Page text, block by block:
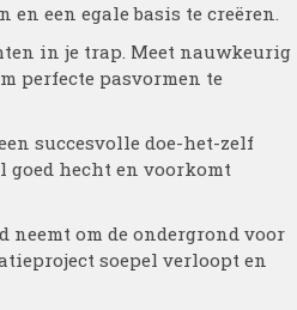
een egale basis te creëren.
in je trap. Meet nauwkeurig
perfecte pasvormen te
succesvolle doe-het-zelf
goed hecht en voorkomt
neemt om de ondergrond voor
soepel verloopt en